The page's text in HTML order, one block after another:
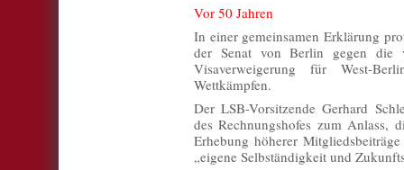
Vor 50 Jahren
In einer gemeinsamen Erklärung
der Senat von Berlin gegen die
Visaverweigerung für West-
Wettkämpfen.
Der LSB-Vorsitzende Gerhard
des Rechnungshofes zum Anlass,
Erhebung höherer
„eigene Selbständigkeit und